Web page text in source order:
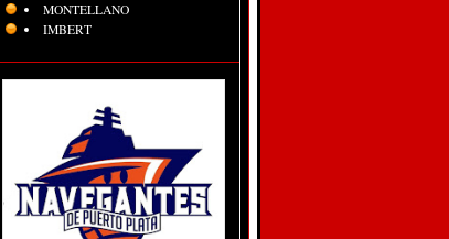
MONTELLANO
IMBERT